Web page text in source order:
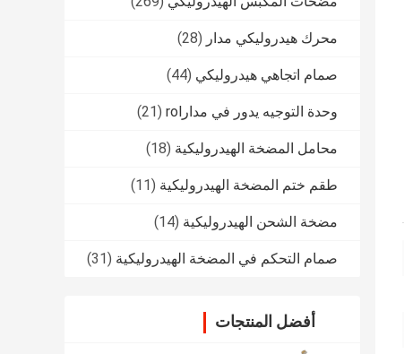
محرك هيدروليكي مدار (28)
صمام اتجاهي هيدروليكي (44)
وحدة التوجيه يدور في مدارrol (21)
محامل المضخة الهيدروليكية (18)
طقم ختم المضخة الهيدروليكية (11)
مضخة الشحن الهيدروليكية (14)
صمام التحكم في المضخة الهيدروليكية (31)
أفضل المنتجات